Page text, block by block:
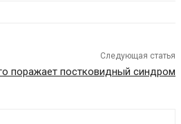
Следующая статья
поражает постковидный синдром